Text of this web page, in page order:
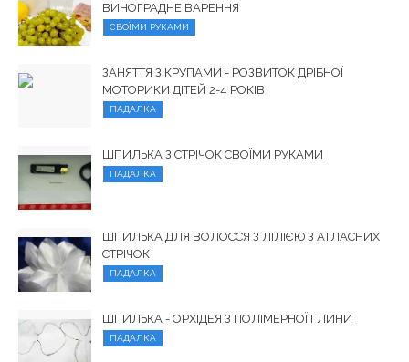
ВИНОГРАДНЕ ВАРЕННЯ
СВОЇМИ РУКАМИ
ЗАНЯТТЯ З КРУПАМИ - РОЗВИТОК ДРІБНОЇ
МОТОРИКИ ДІТЕЙ 2-4 РОКІВ
ПАДАЛКА
ШПИЛЬКА З СТРІЧОК СВОЇМИ РУКАМИ
ПАДАЛКА
ШПИЛЬКА ДЛЯ ВОЛОССЯ З ЛІЛІЄЮ З АТЛАСНИХ
СТРІЧОК
ПАДАЛКА
ШПИЛЬКА - ОРХІДЕЯ З ПОЛІМЕРНОЇ ГЛИНИ
ПАДАЛКА